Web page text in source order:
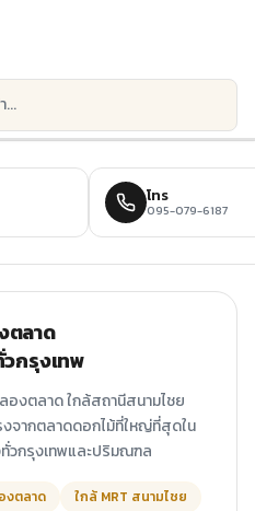
โทร
095-079-6187
ตลาด
กรุงเทพ
งตลาด ใกล้สถานีสนามไชย
จากตลาดดอกไม้ที่ใหญ่ที่สุดใน
วกรุงเทพและปริมณฑล
งตลาด
ใกล้ MRT สนามไชย